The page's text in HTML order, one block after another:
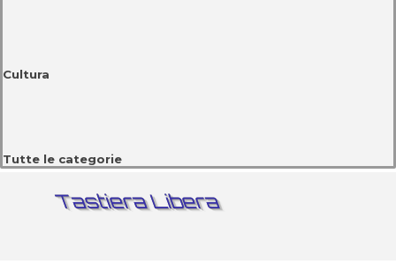
Cultura
Tutte le categorie
Tastiera Libera